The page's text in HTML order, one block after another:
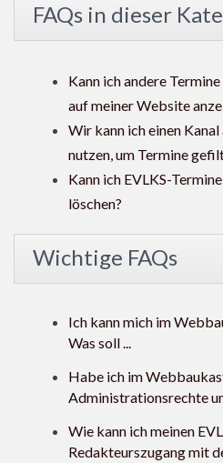
FAQs in dieser
Kann ich andere
auf meiner Website
Wir kann ich einen
nutzen, um Termine
Kann ich EVLKS-
löschen?
Wichtige FAQs
Ich kann mich im
Was soll ...
Habe ich im
Administrationsrechte
Wie kann ich meinen
Redakteurszugang mit